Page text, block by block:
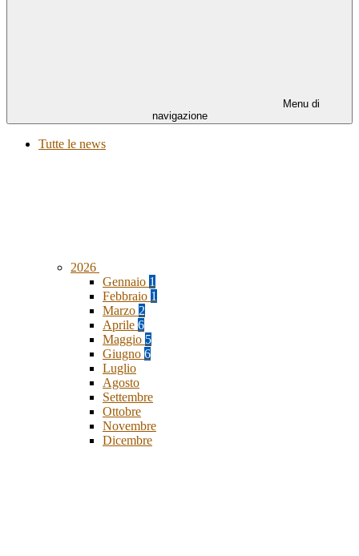
Menu di
navigazione
Tutte le news
2026
Gennaio 1
Febbraio 1
Marzo 2
Aprile 6
Maggio 5
Giugno 6
Luglio
Agosto
Settembre
Ottobre
Novembre
Dicembre